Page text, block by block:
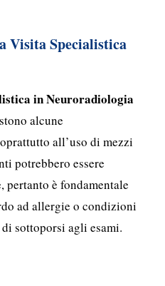
Visita Specialistica
in Neuroradiologia
alcune
all’uso di mezzi
potrebbero essere
pertanto è fondamentale
ad allergie o condizioni
sottoporsi agli esami.